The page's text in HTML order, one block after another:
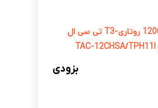
کولرگازی 12000 روتاری-T3 تی سی ال
بزودی